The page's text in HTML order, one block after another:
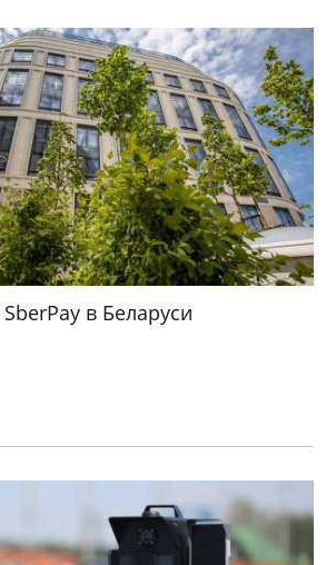
в Беларуси